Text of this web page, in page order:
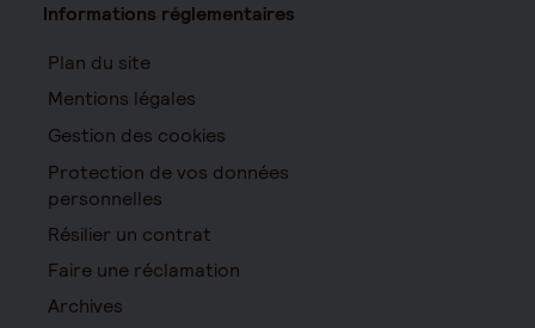
Informations réglementaires
Plan du site
Mentions légales
Gestion des cookies
Protection de vos données
personnelles
Résilier un contrat
Faire une réclamation
Archives